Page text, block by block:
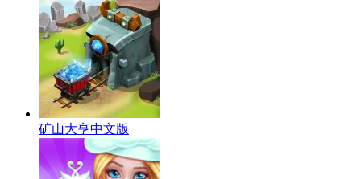
矿山大亨中文版